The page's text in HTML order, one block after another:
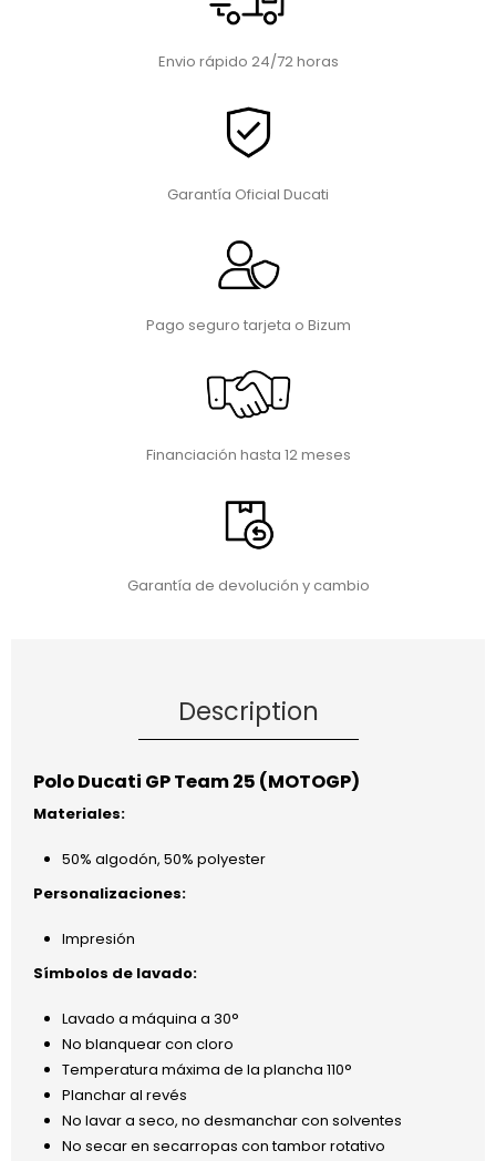
Envio rápido 24/72 horas
Garantía Oficial Ducati
Pago seguro tarjeta o Bizum
Financiación hasta 12 meses
Garantía de devolución y cambio
Description
Polo Ducati GP Team 25 (MOTOGP)
Materiales:
50% algodón, 50% polyester
Personalizaciones:
Impresión
Símbolos de lavado:
Lavado a máquina a 30°
No blanquear con cloro
Temperatura máxima de la plancha 110°
Planchar al revés
No lavar a seco, no desmanchar con solventes
No secar en secarropas con tambor rotativo